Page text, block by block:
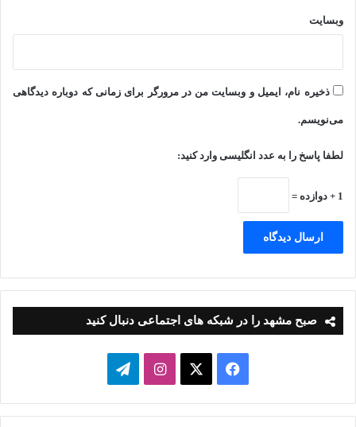
وبسایت
ذخیره نام، ایمیل و وبسایت من در مرورگر برای زمانی که دوباره دیدگاهی
می‌نویسم.
لطفا پاسخ را به عدد انگلیسی وارد کنید:
1 + دوازده =
صبح مشهد را در شبکه های اجتماعی دنبال کنید
فیسبوک ایکساینستاگرامتلگرام